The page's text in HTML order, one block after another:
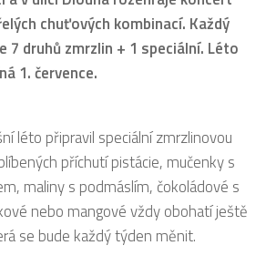
chuťových kombinací. Každý
7 druhů zmrzlin + 1 speciální. Léto
1. července.
léto připravil speciální zmrzlinovou
příchutí pistácie, mučenky s
maliny s podmáslím, čokoládové s
nebo mangové vždy obohatí ještě
se bude každý týden měnit.